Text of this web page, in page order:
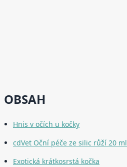
OBSAH
Hnis v očích u kočky
cdVet Oční péče ze silic růží 20 ml
Exotická krátkosrstá kočka